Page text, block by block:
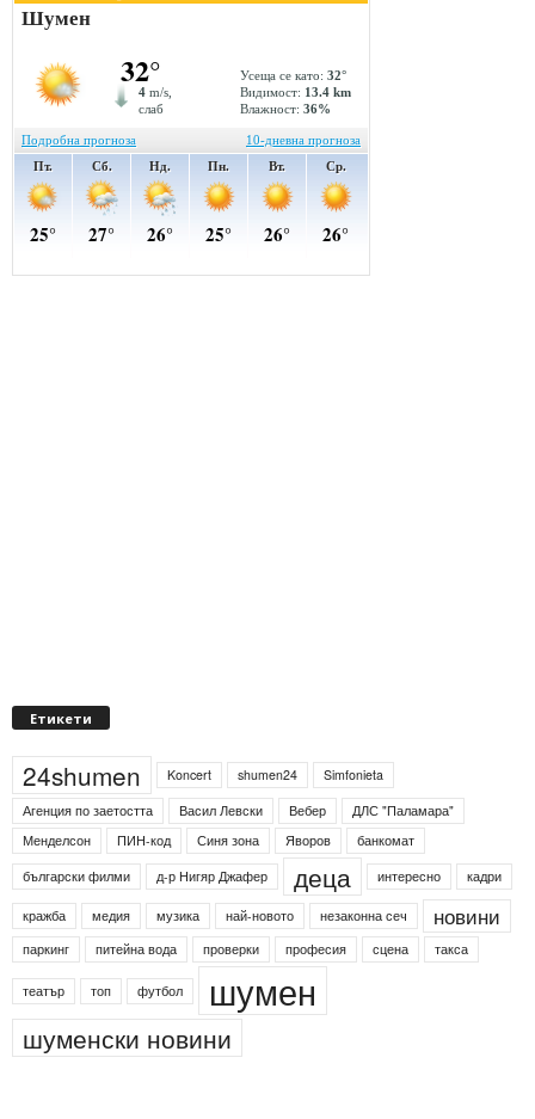
Етикети
24shumen Koncert shumen24
Simfonieta
Агенция по заетостта
Васил Левски Вебер
ДЛС "Паламара"
Менделсон
ПИН-код Синя зона Яворов
банкомат
български филми
д-р Нигяр Джафер деца интересно кадри
кражба медия музика най-новото незаконна сеч новини
паркинг питейна вода проверки професия сцена такса
театър топ футбол шумен
шуменски новини